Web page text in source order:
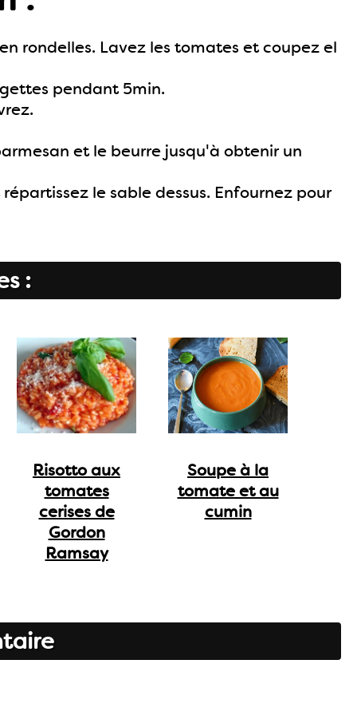
rondelles. Lavez les tomates et coupez el
pendant 5min.
et le beurre jusqu'à obtenir un
le sable dessus. Enfournez pour
:
Risotto aux
tomates
cerises de
Gordon
Ramsay
Soupe à la
tomate et au
cumin